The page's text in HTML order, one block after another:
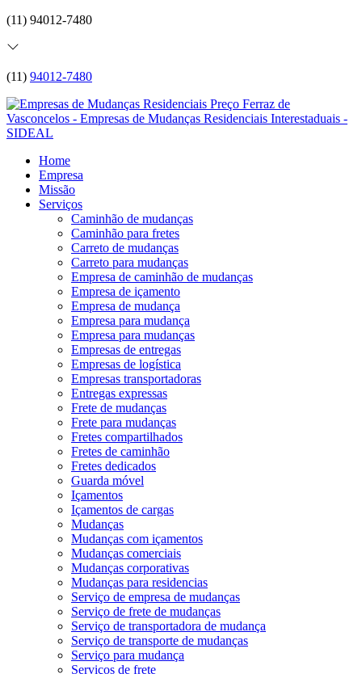
(11) 94012-7480
(11) 94012-7480
Home
Empresa
Missão
Serviços
Caminhão de mudanças
Caminhão para fretes
Carreto de mudanças
Carreto para mudanças
Empresa de caminhão de mudanças
Empresa de içamento
Empresa de mudança
Empresa para mudança
Empresa para mudanças
Empresas de entregas
Empresas de logística
Empresas transportadoras
Entregas expressas
Frete de mudanças
Frete para mudanças
Fretes compartilhados
Fretes de caminhão
Fretes dedicados
Guarda móvel
Içamentos
Içamentos de cargas
Mudanças
Mudanças com içamentos
Mudanças comerciais
Mudanças corporativas
Mudanças para residencias
Serviço de empresa de mudanças
Serviço de frete de mudanças
Serviço de transportadora de mudança
Serviço de transporte de mudanças
Serviço para mudança
Serviços de frete